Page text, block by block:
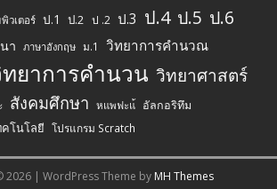
วเตอร์ ป.1 ป.2 ป .2 ป.3 ป.4 ป.5 ป.6
า ภาษาอังกฤษ ม.1 วิทยาการคำนวณ
ยาการคำนวน วิทยาศาสตร์
สังคมศึกษา หแพฟะแ้ อัลกอริทึม
คโนโลยี โปรแกรม Scratch
2026 | WordPress Theme by MH Themes